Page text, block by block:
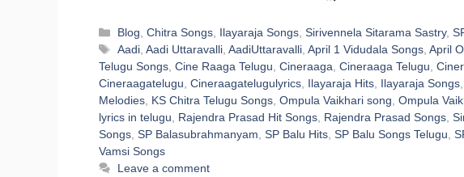
Categories
Blog,Chitra Songs, Ilayaraja Songs,Sirivennela Sitarama Sastry,
Tags
Aadi,Aadi Uttaravalli,AadiUttaravalli,April 1 Vidudala Songs,April
Telugu Songs, Cine Raaga Telugu, Cineraaga, Cineraaga Telugu,
Cineraagatelugu, Cineraagatelugulyrics, Ilayaraja Hits, Ilayaraja Songs,
Melodies, KS Chitra Telugu Songs, Ompula Vaikhari song, Ompula
lyrics in telugu, Rajendra Prasad Hit Songs, Rajendra Prasad Songs,
Songs, SP Balasubrahmanyam, SP Balu Hits, SP Balu Songs Telugu,
Vamsi Songs
Leave a comment